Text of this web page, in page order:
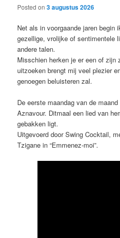
Posted on3 augustus 2026
Net als in voorgaande jaren
gezellige, vrolijke of sentimentele
andere talen.
Misschien herken je er een of zijn
uitzoeken brengt mij veel plezier
genoegen beluisteren zal.
De eerste maandag van de
Aznavour. Ditmaal een lied van
gebakken ligt.
Uitgevoerd door Swing Cocktail,
Tzigane in “Emmenez-moi”.